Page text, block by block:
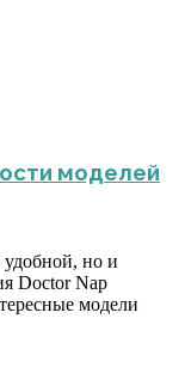
моделей
но и
Doctor Nap
модели